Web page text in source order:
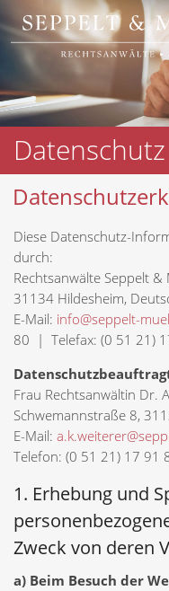
Datenschutz
Diese Datenschutz-
durch:
Rechtsanwälte Seppelt
31134 Hildesheim,
E-Mail: info@seppelt-
80 | Telefax: (0 51 21)
Frau Rechtsanwältin Dr.
Schwemannstraße 8,
E-Mail:
Telefon: (0 51 21) 17 91
1. Erhebung und
Zweck von deren
a) Beim Besuch der